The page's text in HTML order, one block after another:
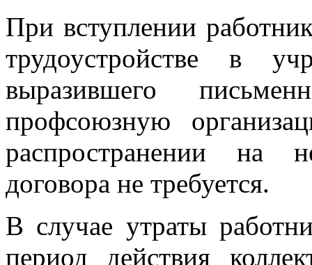
При вступлении
трудоустройстве в
выразившего
профсоюзную
распространении на
договора не требуется.
В случае утраты
период действия